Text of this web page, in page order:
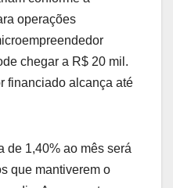
operações
chegar a R$ 20 mil.
financiado alcança até
de 1,40% ao mês será
que mantiverem o